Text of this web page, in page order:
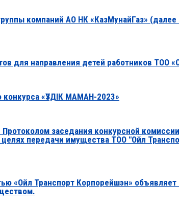
компаний АО НК «КазМунайГаз»
для направления детей работников ТОО
«ҮЗДІК МАМАН-2023»
заседания конкурсной
передачи имущества ТОО "Ойл
«Ойл Транспорт Корпорейшэн»